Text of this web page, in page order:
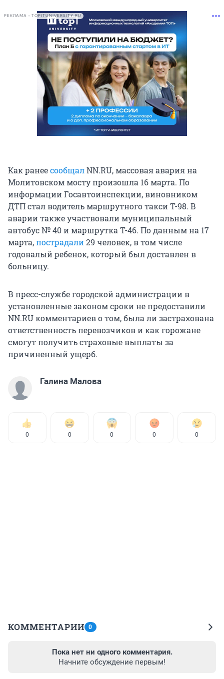
РЕКЛАМА • TOPITUNIVERSITY.RU
Как ранеесообщалNN.RU, массовая авария на
Молитовском мосту произошла 16 марта. По
информации Госавтоинспекции, виновником
ДТП стал водитель маршрутного такси Т-98. В
аварии также участвовали муниципальный
автобус № 40 и маршрутка Т-46. По данным на 17
марта,пострадали29 человек, в том числе
годовалый ребенок, который был доставлен в
больницу.
В пресс-службе городской администрации в
установленные законом сроки не предоставили
NN.RU комментариев о том, была ли застрахована
ответственность перевозчиков и как горожане
смогут получить страховые выплаты за
причиненный ущерб.
Галина Малова
0 0 0 0 0
КОММЕНТАРИИ 0
Пока нет ни одного комментария.
Начните обсуждение первым!